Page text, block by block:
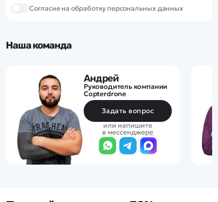
Cогласие на обработку персональных данных
Наша команда
Андрей
Руководитель компании
Copterdrone
Задать вопрос
или напишите
в мессенджере